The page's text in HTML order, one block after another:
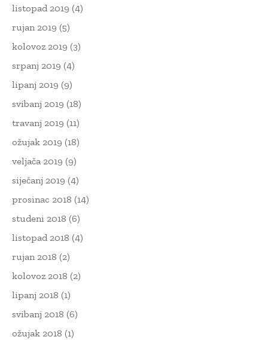
listopad 2019 (4)
rujan 2019 (5)
kolovoz 2019 (3)
srpanj 2019 (4)
lipanj 2019 (9)
svibanj 2019 (18)
travanj 2019 (11)
ožujak 2019 (18)
veljača 2019 (9)
siječanj 2019 (4)
prosinac 2018 (14)
studeni 2018 (6)
listopad 2018 (4)
rujan 2018 (2)
kolovoz 2018 (2)
lipanj 2018 (1)
svibanj 2018 (6)
ožujak 2018 (1)